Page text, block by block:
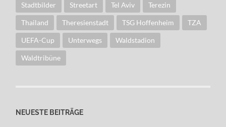
Stadtbilder Streetart Tel Aviv Terezin
Thailand Theresienstadt TSG Hoffenheim TZA
UEFA-Cup Unterwegs Waldstadion
Waldtribüne
NEUESTE BEITRÄGE